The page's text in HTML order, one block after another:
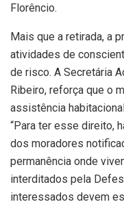
Florêncio.
Mais que a retirada, a
atividades de
de risco. A Secretária
Ribeiro, reforça que o
assistência
“Para ter esse direito,
dos moradores
permanência onde
interditados pela
interessados devem